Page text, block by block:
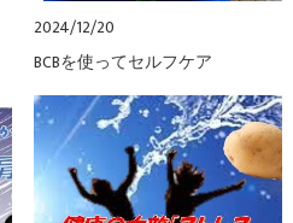
2024/12/20
BCBを使ってセルフケア